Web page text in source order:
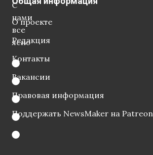
С
нами
все
ясно
О проекте
Редакция
Контакты
Вакансии
Правовая информация
Поддержать NewsMaker на Patreon